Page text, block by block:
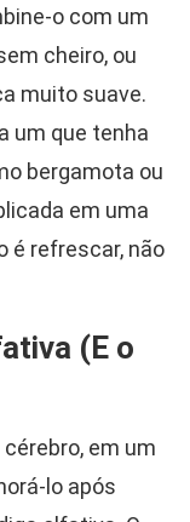
o com um
cheiro, ou
muito suave.
um que tenha
bergamota ou
em uma
é refrescar, não
(E o
em um
lo após